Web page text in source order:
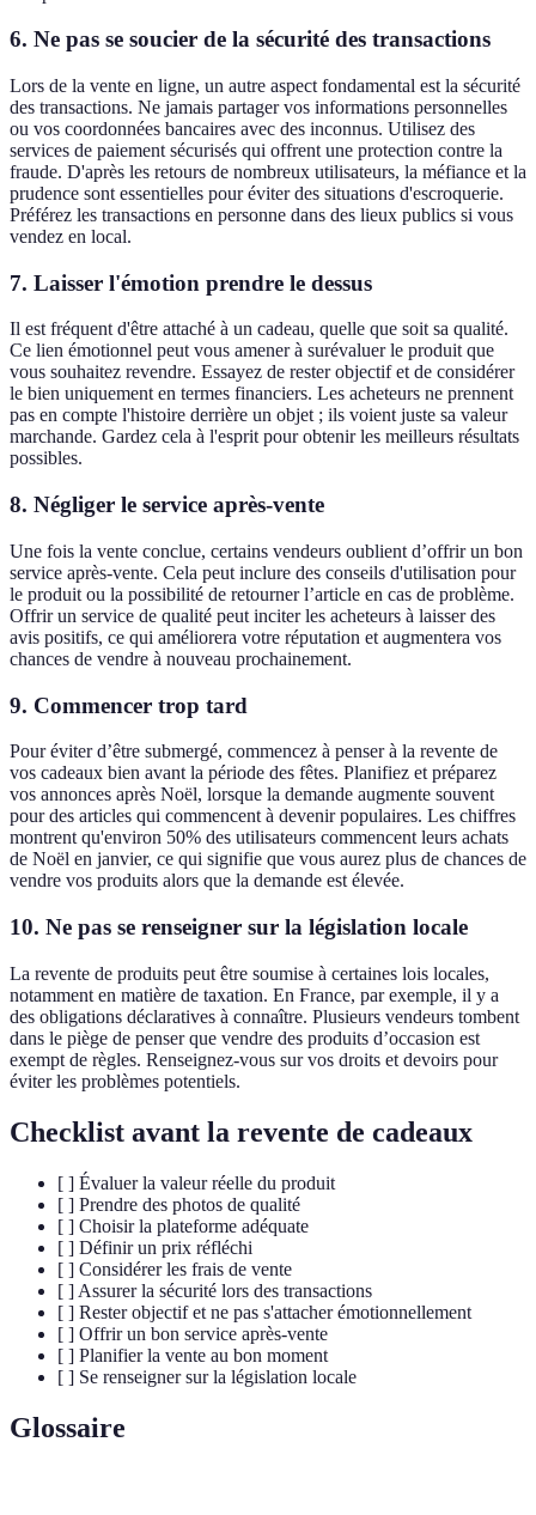
6. Ne pas se soucier de la sécurité des transactions
Lors de la vente en ligne, un autre aspect fondamental est la sécurité
des transactions. Ne jamais partager vos informations personnelles
ou vos coordonnées bancaires avec des inconnus. Utilisez des
services de paiement sécurisés qui offrent une protection contre la
fraude. D'après les retours de nombreux utilisateurs, la méfiance et la
prudence sont essentielles pour éviter des situations d'escroquerie.
Préférez les transactions en personne dans des lieux publics si vous
vendez en local.
7. Laisser l'émotion prendre le dessus
Il est fréquent d'être attaché à un cadeau, quelle que soit sa qualité.
Ce lien émotionnel peut vous amener à surévaluer le produit que
vous souhaitez revendre. Essayez de rester objectif et de considérer
le bien uniquement en termes financiers. Les acheteurs ne prennent
pas en compte l'histoire derrière un objet ; ils voient juste sa valeur
marchande. Gardez cela à l'esprit pour obtenir les meilleurs résultats
possibles.
8. Négliger le service après-vente
Une fois la vente conclue, certains vendeurs oublient d’offrir un bon
service après-vente. Cela peut inclure des conseils d'utilisation pour
le produit ou la possibilité de retourner l’article en cas de problème.
Offrir un service de qualité peut inciter les acheteurs à laisser des
avis positifs, ce qui améliorera votre réputation et augmentera vos
chances de vendre à nouveau prochainement.
9. Commencer trop tard
Pour éviter d’être submergé, commencez à penser à la revente de
vos cadeaux bien avant la période des fêtes. Planifiez et préparez
vos annonces après Noël, lorsque la demande augmente souvent
pour des articles qui commencent à devenir populaires. Les chiffres
montrent qu'environ 50% des utilisateurs commencent leurs achats
de Noël en janvier, ce qui signifie que vous aurez plus de chances de
vendre vos produits alors que la demande est élevée.
10. Ne pas se renseigner sur la législation locale
La revente de produits peut être soumise à certaines lois locales,
notamment en matière de taxation. En France, par exemple, il y a
des obligations déclaratives à connaître. Plusieurs vendeurs tombent
dans le piège de penser que vendre des produits d’occasion est
exempt de règles. Renseignez-vous sur vos droits et devoirs pour
éviter les problèmes potentiels.
Checklist avant la revente de cadeaux
[ ] Évaluer la valeur réelle du produit
[ ] Prendre des photos de qualité
[ ] Choisir la plateforme adéquate
[ ] Définir un prix réfléchi
[ ] Considérer les frais de vente
[ ] Assurer la sécurité lors des transactions
[ ] Rester objectif et ne pas s'attacher émotionnellement
[ ] Offrir un bon service après-vente
[ ] Planifier la vente au bon moment
[ ] Se renseigner sur la législation locale
Glossaire